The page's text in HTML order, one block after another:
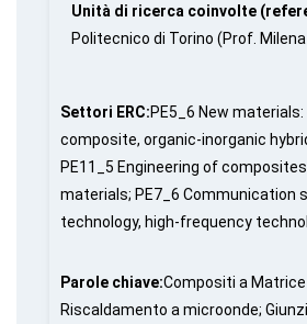
Unità di ricerca coinvolte
Politecnico di Torino (Prof.
Settori ERC:PE5_6 New
composite, organic-inorganic
PE11_5 Engineering of
materials; PE7_6 Communication
technology, high-frequency
Parole chiave:Compositi a
Riscaldamento a microonde;